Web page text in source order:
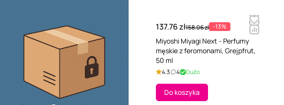
137.76 zł158.06 zł -13%
Miyoshi Miyagi Next - Perfumy
męskie z feromonami, Grejpfrut,
50 ml
4.3 4 Dużo
Do koszyka